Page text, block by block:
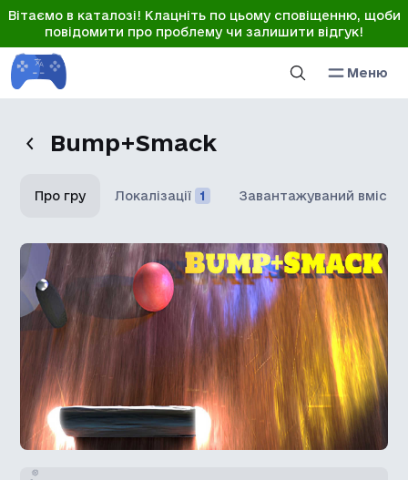
Вітаємо в каталозі! Клацніть по цьому сповіщенню, щоби
повідомити про проблему чи залишити відгук!
Меню
Bump+Smack
Про гру Локалізації 1 Завантажуваний вміст